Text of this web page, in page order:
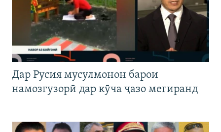
Дар Русия мусулмонон барои
намозгузорӣ дар кӯча ҷазо мегиранд